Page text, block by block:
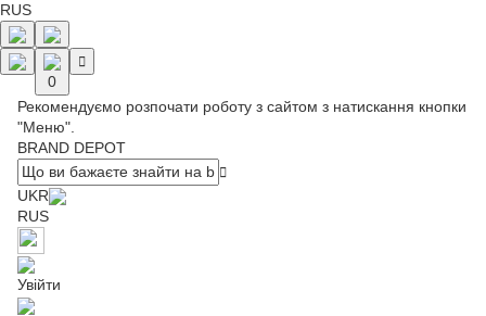
RUS
0
Рекомендуємо розпочати роботу з сайтом з натискання кнопки
"Меню".
BRAND DEPOT
UKR
RUS
Увійти